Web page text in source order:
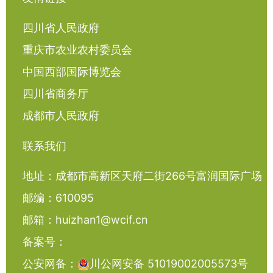
四川省人民政府
重庆市农业农村委员会
中国西部国际博览会
四川省商务厅
成都市人民政府
联系我们
地址：成都市高新区天府二街266号富润国际广场
邮编：610095
邮箱：huizhan1@wcif.cn
备案号：
公安网备：
川公网安备 51019002005573号